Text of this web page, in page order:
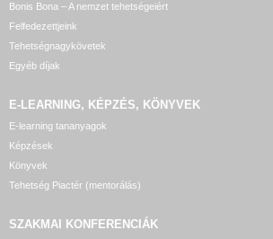
Bonis Bona – A nemzet tehetségeiért
Felfedezettjeink
Tehetségnagykövetek
Egyéb díjak
E-LEARNING, KÉPZÉS, KÖNYVEK
E-learning tananyagok
Képzések
Könyvek
Tehetség Piactér (mentorálás)
SZAKMAI KONFERENCIÁK